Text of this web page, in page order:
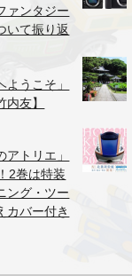
ァンタジー
いて振り返
ようこそ」
友】
アトリエ」
2巻は特装
ング・ツー
カバー付き